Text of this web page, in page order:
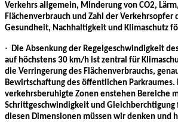
Verkehrs allgemein, Minderung von CO2,
Flächenverbrauch und Zahl der Verkehrsopfer
Gesundheit, Nachhaltigkeit und Klimaschutz
· Die Absenkung der Regelgeschwindigkeit
auf höchstens 30 km/h ist zentral für
die Verringerung des Flächenverbrauchs,
Bewirtschaftung des öffentlichen Parkraumes.
verkehrsberuhigte Zonen enstehen Bereiche
Schrittgeschwindigkeit und Gleichberchtigung
diesen Dimensionen müssen wir denken und